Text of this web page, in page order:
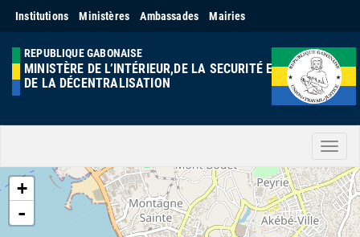
Institutions Ministères Ambassades Mairies
REPUBLIQUE GABONAISE
MINISTÈRE DE L’INTÉRIEUR,DE LA SECURITÉ ET
DE LA DÉCENTRALISATION
Menu
+
-